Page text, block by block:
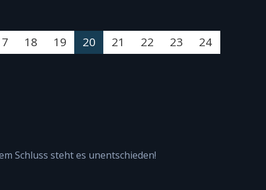
18 19 20 21 22 23 24
Schluss steht es unentschieden!